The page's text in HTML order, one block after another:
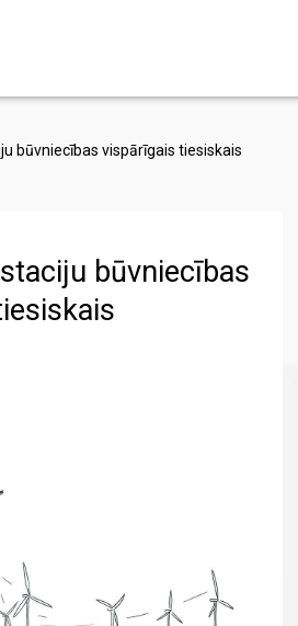
būvniecības vispārīgais tiesiskais
būvniecības